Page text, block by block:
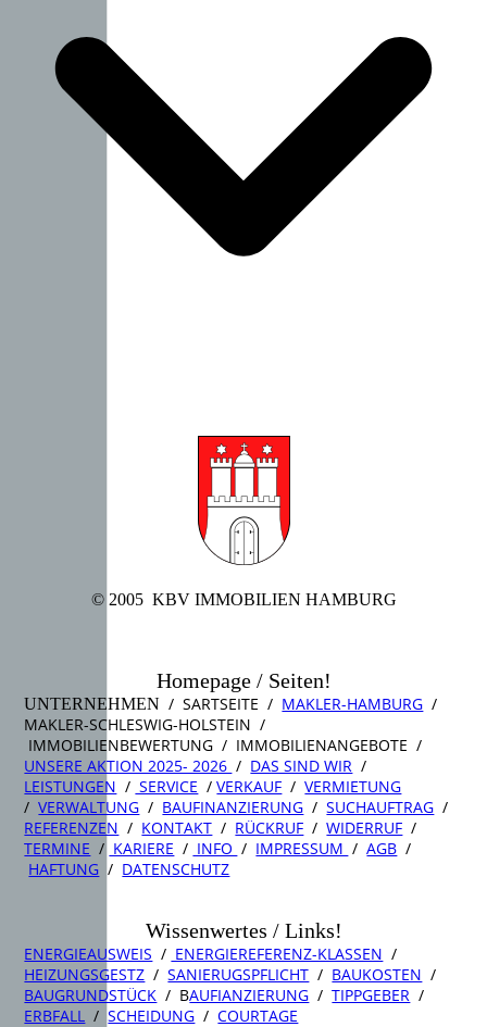
© 2005 KBV IMMOBILIEN HAMBURG
Homepage / Seiten!
UNTERNEHMEN / SARTSEITE / MAKLER-HAMBURG /
MAKLER-SCHLESWIG-HOLSTEIN /
IMMOBILIENBEWERTUNG / IMMOBILIENANGEBOTE /
UNSERE AKTION 2025- 2026 / DAS SIND WIR /
LEISTUNGEN / SERVICE /VERKAUF /VERMIETUNG
/VERWALTUNG / BAUFINANZIERUNG /SUCHAUFTRAG /
REFERENZEN / KONTAKT / RÜCKRUF /WIDERRUF /
TERMINE / KARIERE / INFO / IMPRESSUM /AGB /
HAFTUNG / DATENSCHUTZ
Wissenwertes / Links!
ENERGIEAUSWEIS / ENERGIEREFERENZ-KLASSEN /
HEIZUNGSGESTZ /SANIERUGSPFLICHT / BAUKOSTEN /
BAUGRUNDSTÜCK / BAUFIANZIERUNG /TIPPGEBER /
ERBFALL /SCHEIDUNG /COURTAGE